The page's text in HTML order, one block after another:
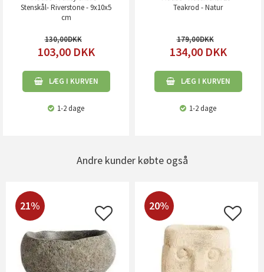
Stenskål- Riverstone - 9x10x5
cm
130,00
103,00 DKK
LÆG I KURVEN
1-2 dage
Teakrod - Natur
179,00
134,00 DKK
LÆG I KURVEN
1-2 dage
Andre kunder købte også
21% 20%